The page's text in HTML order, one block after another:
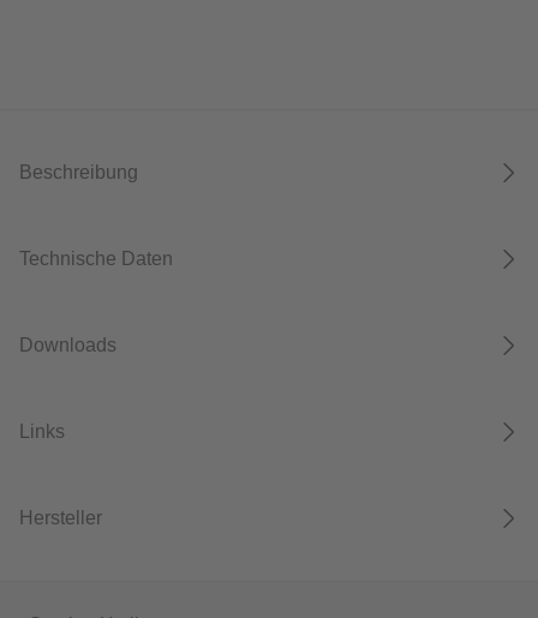
Beschreibung
Technische Daten
Downloads
Links
Hersteller